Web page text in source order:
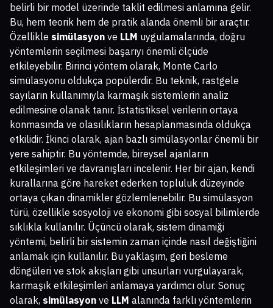
belirli bir model üzerinde taklit edilmesi anlamına gelir.
Bu, hem teorik hem de pratik alanda önemli bir araçtır.
Özellikle simülasyon ve LLM uygulamalarında, doğru
yöntemlerin seçilmesi başarıyı önemli ölçüde
etkileyebilir. Birinci yöntem olarak, Monte Carlo
simülasyonu oldukça popülerdir. Bu teknik, rastgele
sayıların kullanımıyla karmaşık sistemlerin analiz
edilmesine olanak tanır. İstatistiksel verilerin ortaya
konmasında ve olasılıkların hesaplanmasında oldukça
etkilidir. İkinci olarak, ajan bazlı simülasyonlar önemli bir
yere sahiptir. Bu yöntemde, bireysel ajanların
etkileşimleri ve davranışları incelenir. Her bir ajan, kendi
kurallarına göre hareket ederken topluluk düzeyinde
ortaya çıkan dinamikler gözlemlenebilir. Bu simülasyon
türü, özellikle sosyoloji ve ekonomi gibi sosyal bilimlerde
sıklıkla kullanılır. Üçüncü olarak, sistem dinamiği
yöntemi, belirli bir sistemin zaman içinde nasıl değiştiğini
anlamak için kullanılır. Bu yaklaşım, geri besleme
döngüleri ve stok akışları gibi unsurları vurgulayarak,
karmaşık etkileşimleri anlamaya yardımcı olur. Sonuç
olarak, simülasyon ve LLM alanında farklı yöntemlerin